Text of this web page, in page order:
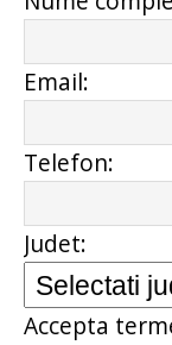
Email:
Telefon:
Judet:
Accepta